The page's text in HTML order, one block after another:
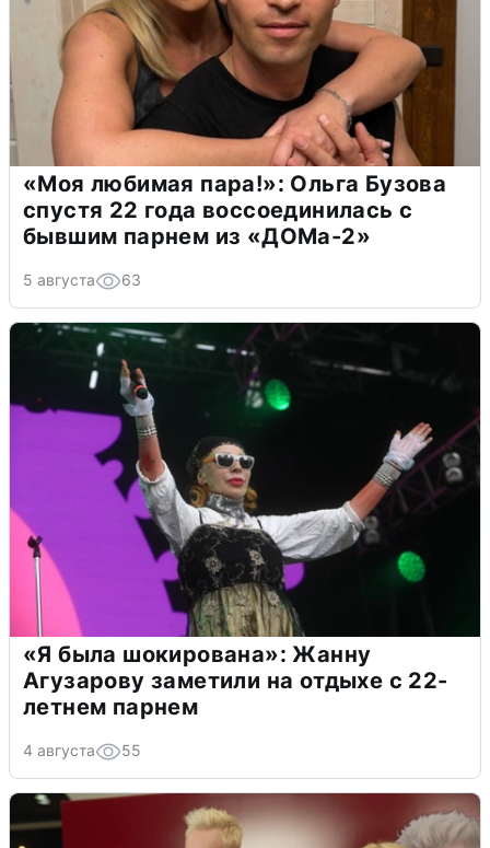
«Моя любимая пара!»: Ольга Бузова
спустя 22 года воссоединилась с
бывшим парнем из «ДОМа-2»
5 августа 63
«Я была шокирована»: Жанну
Агузарову заметили на отдыхе с 22-
летнем парнем
4 августа 55